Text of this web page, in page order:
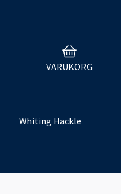
VARUKORG
Whiting Hackle